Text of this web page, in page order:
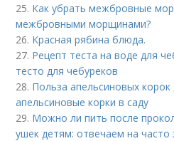
25. Как убрать межбровные
межбровными морщинами?
26. Красная рябина блюда.
27. Рецепт теста на воде для
тесто для чебуреков
28. Польза апельсиновых
апельсиновые корки в саду
29. Можно ли пить после
ушек детям: отвечаем на